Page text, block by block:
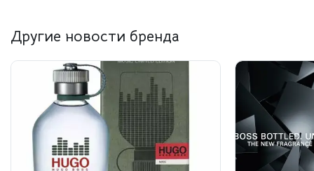
Другие новости бренда